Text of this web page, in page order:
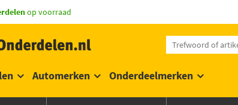
morgen in huis *
Automerken Onderdeelmerken